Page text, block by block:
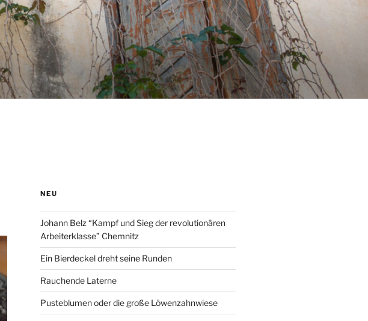
NEU
Johann Belz “Kampf und Sieg der revolutionären
Arbeiterklasse” Chemnitz
Ein Bierdeckel dreht seine Runden
Rauchende Laterne
Pusteblumen oder die große Löwenzahnwiese